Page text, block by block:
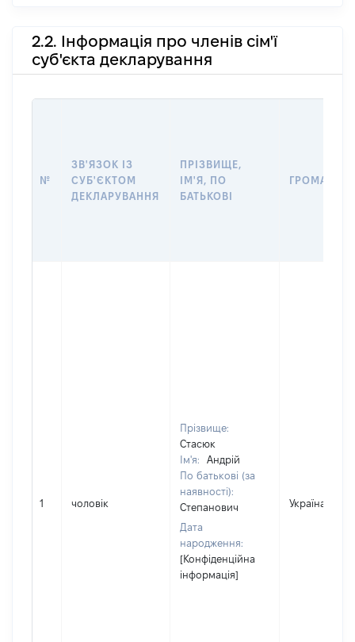
2.2. Інформація про членів сім'ї
суб'єкта декларування
№
ЗВ'ЯЗОК ІЗ
СУБ'ЄКТОМ
ДЕКЛАРУВАННЯ
ПРІЗВИЩЕ,
ІМ'Я, ПО
БАТЬКОВІ
1 чоловік
Прізвище:
Стасюк
Ім'я:
Андрій
По батькові (за
наявності):
Степанович
Дата
народження:
[Конфіденційна
інформація]
Україна